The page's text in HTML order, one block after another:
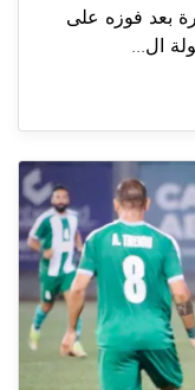
بعد فوزه على